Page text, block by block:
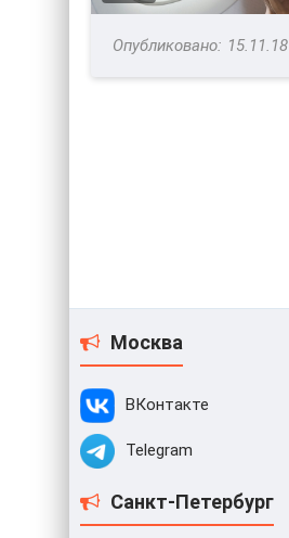
15.11.18
Москва
ВКонтакте
Telegram
Санкт-Петербург